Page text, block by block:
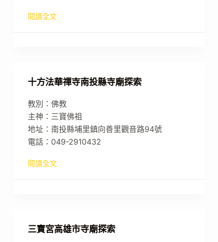
閱讀全文
十方法華禪寺南投縣寺廟探索
教別：佛教
主神：三寶佛祖
地址：南投縣埔里鎮向善里觀音路94號
電話：049-2910432
閱讀全文
三寶宮高雄市寺廟探索